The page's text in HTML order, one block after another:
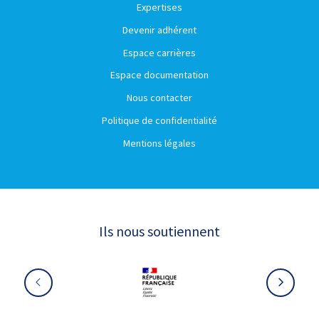
Expertises
Devenir adhérent
Espace carrières
Espace documentation
Nous contacter
Politique de confidentialité
Mentions légales
Ils nous soutiennent